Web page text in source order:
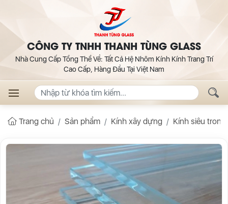
CÔNG TY TNHH THANH TÙNG GLASS
Nhà Cung Cấp Tổng Thể Về: Tất Cả Hệ Nhôm Kính Kính Trang Trí
Cao Cấp, Hàng Đầu Tại Việt Nam
Trang chủ Sản phẩm Kính xây dựng Kính siêu trong